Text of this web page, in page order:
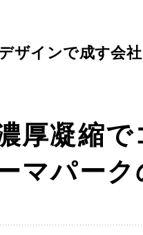
ザインで成す会社
厚凝縮
マパー